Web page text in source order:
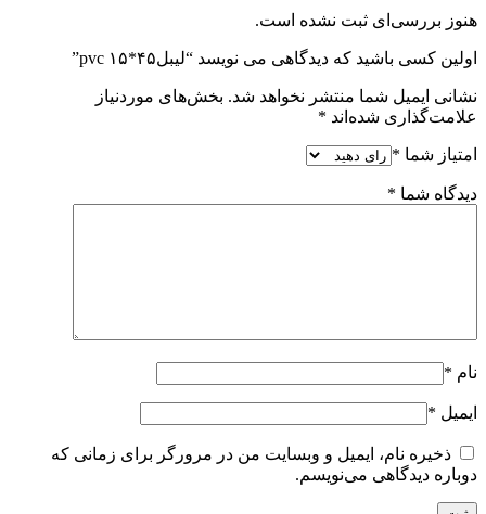
هنوز بررسی‌ای ثبت نشده است.
اولین کسی باشید که دیدگاهی می نویسد “لیبل۴۵*۱۵ pvc”
نشانی ایمیل شما منتشر نخواهد شد. بخش‌های موردنیاز
علامت‌گذاری شده‌اند *
امتیاز شما *
دیدگاه شما *
نام *
ایمیل *
ذخیره نام، ایمیل و وبسایت من در مرورگر برای زمانی که
دوباره دیدگاهی می‌نویسم.